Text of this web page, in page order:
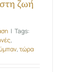
ζωή
| Tags:
,
,τώρα